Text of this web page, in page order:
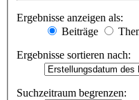
Ergebnisse anzeigen als:
Beiträge
Ergebnisse sortieren nach:
Suchzeitraum begrenzen: